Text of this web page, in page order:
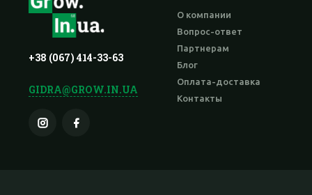
+38 (067) 414-33-63
GIDRA@GROW.IN.UA
О компании
Вопрос-ответ
Партнерам
Блог
Оплата-доставка
Контакты